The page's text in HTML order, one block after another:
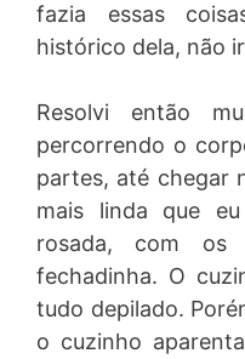
fazia essas
histórico dela, não
Resolvi então
percorrendo o
partes, até chegar
mais linda que
rosada, com os
fechadinha. O
tudo depilado.
o cuzinho